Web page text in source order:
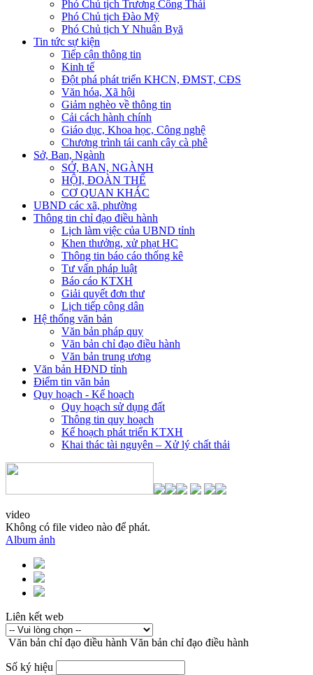
Phó Chủ tịch Trương Công Thái
Phó Chủ tịch Đào Mỹ
Phó Chủ tịch Y Nhuân Byă
Tin tức sự kiện
Tiếp cận thông tin
Kinh tế
Đột phá phát triển KHCN, ĐMST, CĐS
Văn hóa, Xã hội
Giảm nghèo về thông tin
Cải cách hành chính
Giáo dục, Khoa học, Công nghệ
Chương trình tái canh cây cà phê
Sở, Ban, Ngành
SỞ, BAN, NGÀNH
HỘI, ĐOÀN THỂ
CƠ QUAN KHÁC
UBND các xã, phường
Thông tin chỉ đạo điều hành
Lịch làm việc của UBND tỉnh
Khen thưởng, xử phạt HC
Thông tin báo cáo thống kê
Tư vấn pháp luật
Báo cáo KTXH
Giải quyết đơn thư
Lịch tiếp công dân
Hệ thống văn bản
Văn bản pháp quy
Văn bản chỉ đạo điều hành
Văn bản trung ương
Văn bản HĐND tỉnh
Điểm tin văn bản
Quy hoạch - Kế hoạch
Quy hoạch sử dụng đất
Thông tin quy hoạch
Kế hoạch phát triển KTXH
Khai thác tài nguyên – Xử lý chất thải
video
Không có file video nào để phát.
Album ảnh
Liên kết web
Văn bản chỉ đạo điều hành Văn bản chỉ đạo điều hành
Số ký hiệu